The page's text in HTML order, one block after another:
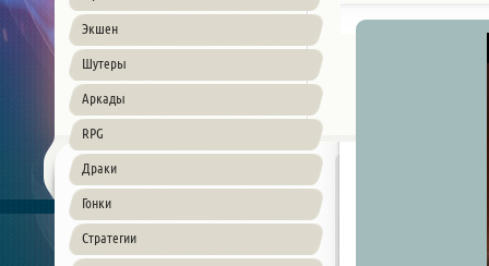
Экшен
Шутеры
Аркады
RPG
Драки
Гонки
Стратегии